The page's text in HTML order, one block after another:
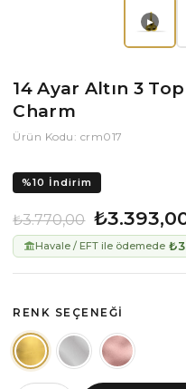
▶
14 Ayar Altın 3
Charm
Ürün Kodu: crm017
%10 İndirim
₺3.770,00
Havale / EFT ile ödemede
RENK SEÇENEĞI